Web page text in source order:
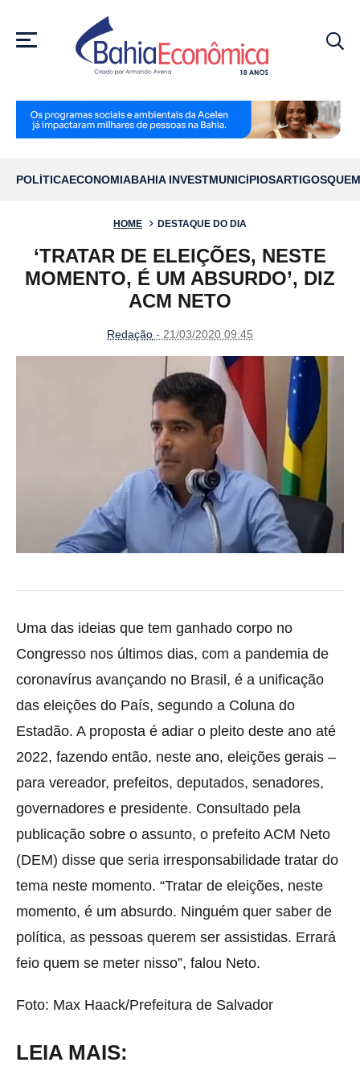
MENU
POLÍTICAECONOMIABAHIA INVESTMUNICÍPIOSARTIGOS
HOME DESTAQUE DO DIA
‘TRATAR DE ELEIÇÕES, NESTE
MOMENTO, É UM ABSURDO’, DIZ
ACM NETO
Redação - 21/03/2020 09:45
Uma das ideias que tem ganhado corpo no
Congresso nos últimos dias, com a pandemia de
coronavírus avançando no Brasil, é a unificação
das eleições do País, segundo a Coluna do
Estadão. A proposta é adiar o pleito deste ano até
2022, fazendo então, neste ano, eleições gerais –
para vereador, prefeitos, deputados, senadores,
governadores e presidente. Consultado pela
publicação sobre o assunto, o prefeito ACM Neto
(DEM) disse que seria irresponsabilidade tratar do
tema neste momento. “Tratar de eleições, neste
momento, é um absurdo. Ninguém quer saber de
política, as pessoas querem ser assistidas. Errará
feio quem se meter nisso”, falou Neto.
Foto: Max Haack/Prefeitura de Salvador
LEIA MAIS: